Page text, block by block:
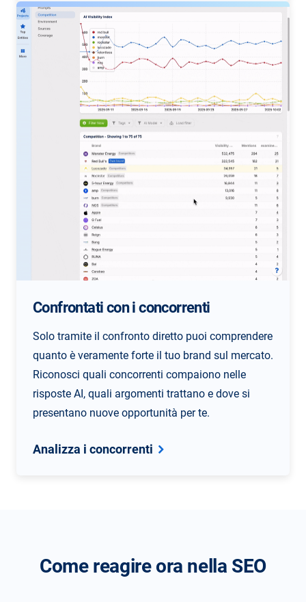
Confrontati con i concorrenti
Solo tramite il confronto diretto puoi comprendere
quanto è veramente forte il tuo brand sul mercato.
Riconosci quali concorrenti compaiono nelle
risposte AI, quali argomenti trattano e dove si
presentano nuove opportunità per te.
Analizza i concorrenti
Come reagire ora nella SEO